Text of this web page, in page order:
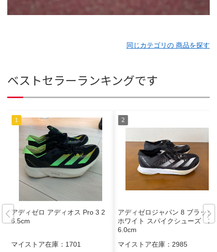
同じカテゴリの 商品を探す
ベストセラーランキングです
アディゼロ アディオス Pro 3 2
6.5cm
マイストア在庫： 1701
アディゼロジャパン 8 ブラック/
ホワイト スパイクシューズ 2
6.0cm
マイストア在庫： 2985